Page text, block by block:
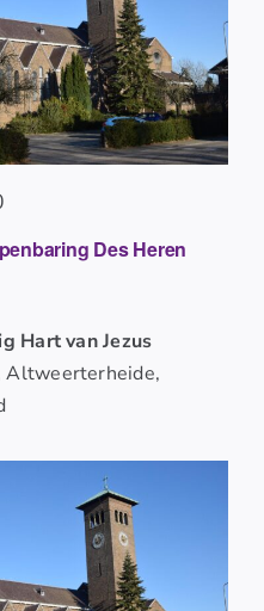
Des Heren
Hart van Jezus
Altweerterheide,